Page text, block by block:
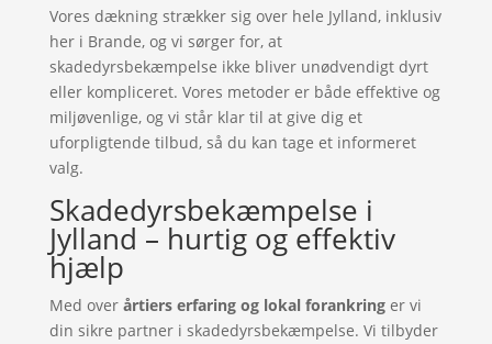
Vores dækning strækker sig over hele Jylland, inklusiv
her i Brande, og vi sørger for, at
skadedyrsbekæmpelse ikke bliver unødvendigt dyrt
eller kompliceret. Vores metoder er både effektive og
miljøvenlige, og vi står klar til at give dig et
uforpligtende tilbud, så du kan tage et informeret
valg.
Skadedyrsbekæmpelse i
Jylland – hurtig og effektiv
hjælp
Med over årtiers erfaring og lokal forankringer vi
din sikre partner i skadedyrsbekæmpelse. Vi tilbyder